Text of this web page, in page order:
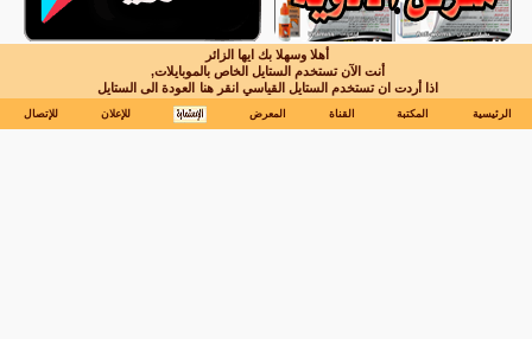
أهلا وسهلا بك ايها الزائر
أنت الآن تستخدم الستايل الخاص بالموبايلات,
اذا أردت ان تستخدم الستايل القياسي انقر هنا العودة الى الستايل
الرئيسية المكتبة القناة المعرض للإعلان للإتصال